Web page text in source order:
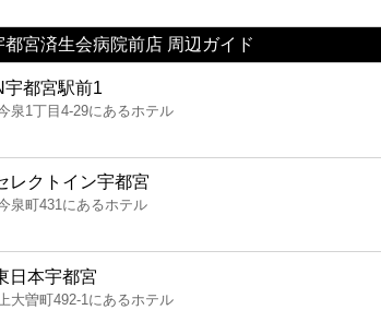
宮済生会病院前店 周辺ガイド
宇都宮駅前1
泉1丁目4-29にあるホテル
レクトイン宇都宮
泉町431にあるホテル
日本宇都宮
大曽町492-1にあるホテル